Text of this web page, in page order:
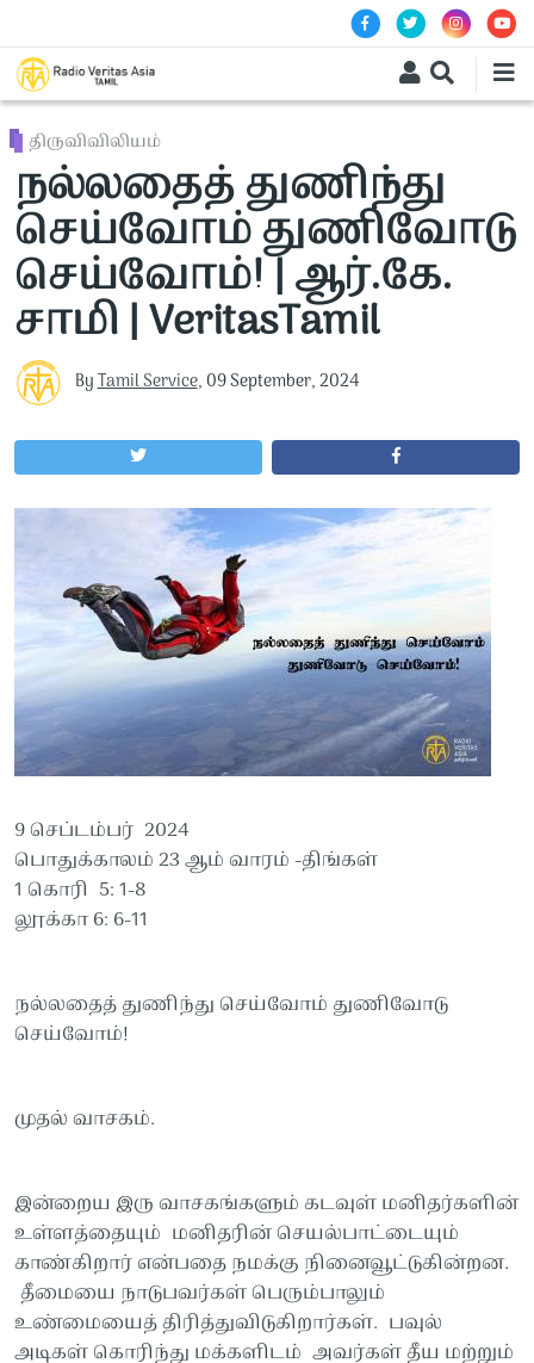
திருவிவிலியம்
நல்லதைத் துணிந்து
செய்வோம் துணிவோடு
செய்வோம்! | ஆர்.கே.
சாமி | VeritasTamil
ByTamil Service, 09 September, 2024
9 செப்டம்பர் 2024
பொதுக்காலம் 23 ஆம் வாரம் -திங்கள்
1 கொரி 5: 1-8
லூக்கா 6: 6-11
நல்லதைத் துணிந்து செய்வோம் துணிவோடு
செய்வோம்!
முதல் வாசகம்.
இன்றைய இரு வாசகங்களும் கடவுள் மனிதர்களின்
உள்ளத்தையும் மனிதரின் செயல்பாட்டையும்
காண்கிறார் என்பதை நமக்கு நினைவூட்டுகின்றன.
தீமையை நாடுபவர்கள் பெரும்பாலும்
உண்மையைத் திரித்துவிடுகிறார்கள். பவுல்
அடிகள் கொரிந்து மக்களிடம் அவர்கள் தீய மற்றும்